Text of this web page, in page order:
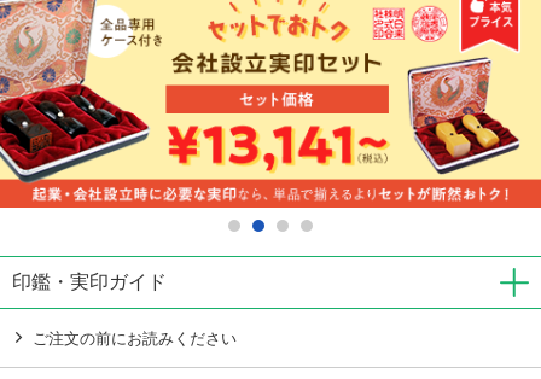
印鑑・実印ガイド
ご注文の前にお読みください